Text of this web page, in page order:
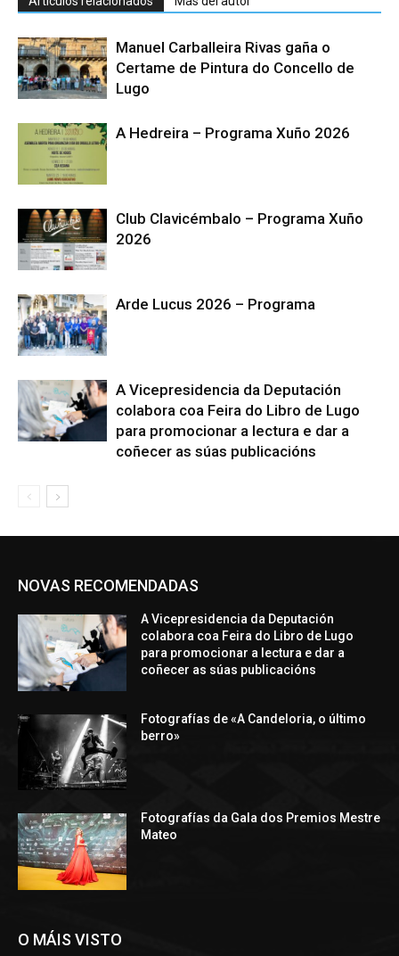
Manuel Carballeira Rivas gaña o
Certame de Pintura do Concello de
Lugo
A Hedreira – Programa Xuño 2026
Club Clavicémbalo – Programa Xuño
2026
Arde Lucus 2026 – Programa
A Vicepresidencia da Deputación
colabora coa Feira do Libro de Lugo
para promocionar a lectura e dar a
coñecer as súas publicacións
NOVAS RECOMENDADAS
A Vicepresidencia da Deputación
colabora coa Feira do Libro de Lugo
para promocionar a lectura e dar a
coñecer as súas publicacións
Fotografías de «A Candeloria, o último
berro»
Fotografías da Gala dos Premios Mestre
Mateo
O MÁIS VISTO